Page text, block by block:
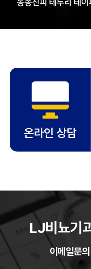
온라인 상담
LJ비뇨기
이메일문